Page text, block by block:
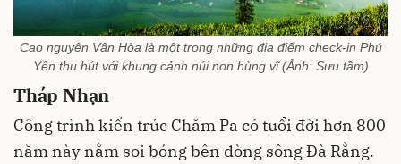
Cao nguyên Vân Hòa là một trong những địa điểm check-in Phú
Yên thu hút với khung cảnh núi non hùng vĩ (Ảnh: Sưu tầm)
Tháp Nhạn
Công trình kiến trúc Chăm Pa có tuổi đời hơn 800
năm này nằm soi bóng bên dòng sông Đà Rằng.